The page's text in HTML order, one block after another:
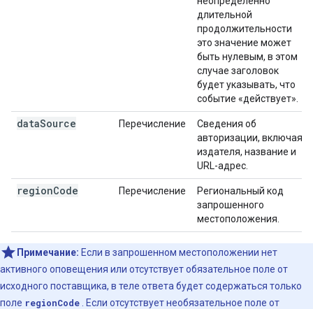
длительной
продолжительности
это значение может
быть нулевым, в этом
случае заголовок
будет указывать, что
событие «действует».
dataSource Перечисление
Сведения об
авторизации, включая
издателя, название и
URL-адрес.
regionCode Перечисление
Региональный код
запрошенного
местоположения.
Примечание: Если в запрошенном местоположении нет
активного оповещения или отсутствует обязательное поле от
исходного поставщика, в теле ответа будет содержаться только
поле regionCode . Если отсутствует необязательное поле от